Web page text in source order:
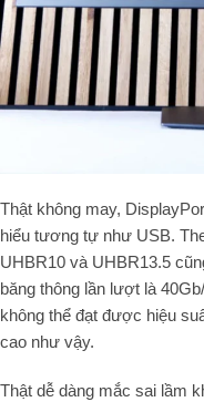
Thật không may,
hiểu tương tự như USB.
UHBR10 và UHBR13.5
băng thông lần lượt là
không thể đạt được hiệu
cao như vậy.
Thật dễ dàng mắc sai lầm